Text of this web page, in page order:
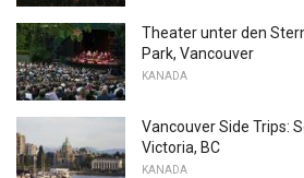
Theater unter den
Park, Vancouver
KANADA
Vancouver Side Trips:
Victoria, BC
KANADA